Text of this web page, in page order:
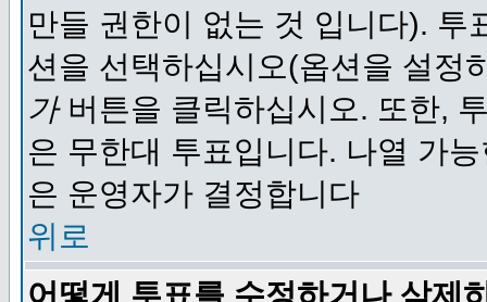
만들 권한이 없는 것 입니다).
션을 선택하십시오(옵션을 설정
가버튼을 클릭하십시오. 또한,
은 무한대 투표입니다. 나열 가
은 운영자가 결정합니다
위로
어떻게 투표를 수정하거나 삭제